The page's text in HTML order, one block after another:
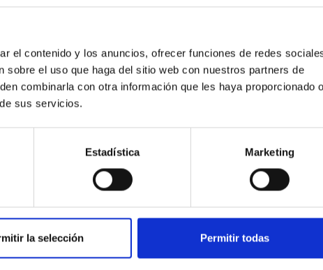
el contenido y los anuncios, ofrecer funciones de redes
el uso que haga del sitio web con nuestros partners de
combinarla con otra información que les haya proporcionado o
sus servicios.
Estadística Marketing
la selección Permitir todas
(15094) Polymele, a primary target of the NASA Lucy mission,
Minimization over the combined two-night dataset
garnered attention, the specific effects of active galactic